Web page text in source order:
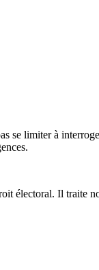
se limiter à
électoral. Il traite